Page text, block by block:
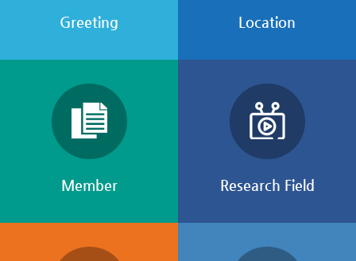
Greeting Location
Member Research Field